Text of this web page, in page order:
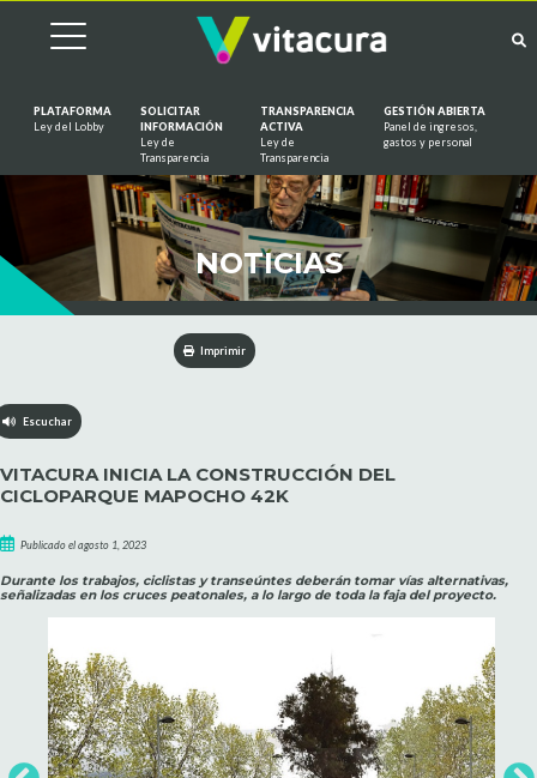
PLATAFORMA
Ley del Lobby
SOLICITAR
INFORMACIÓN
Ley de
Transparencia
TRANSPARENCIA
ACTIVA
Ley de
Transparencia
GESTIÓN ABIERTA
Panel de ingresos,
gastos y personal
NOTICIAS
Imprimir
Escuchar
VITACURA INICIA LA CONSTRUCCIÓN DEL
CICLOPARQUE MAPOCHO 42K
Publicado el agosto 1, 2023
Durante los trabajos, ciclistas y transeúntes deberán tomar vías alternativas,
señalizadas en los cruces peatonales, a lo largo de toda la faja del proyecto.